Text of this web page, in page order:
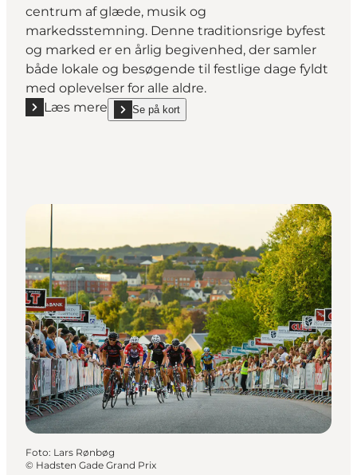
centrum af glæde, musik og
markedsstemning. Denne traditionsrige byfest
og marked er en årlig begivenhed, der samler
både lokale og besøgende til festlige dage fyldt
med oplevelser for alle aldre.
Læs mere
Læs mere "Lilleå Marked i Hadsten"
Se på kort
show Lilleå Marked i Hadsten on_map
Foto: Lars Rønbøg
© Hadsten Gade Grand Prix